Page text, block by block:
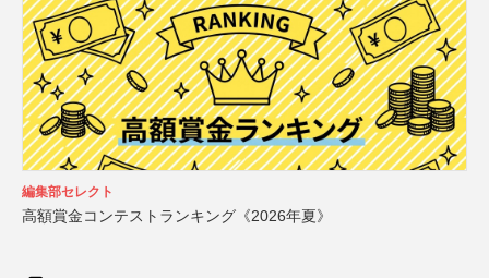
編集部セレクト
高額賞金コンテストランキング《2026年夏》